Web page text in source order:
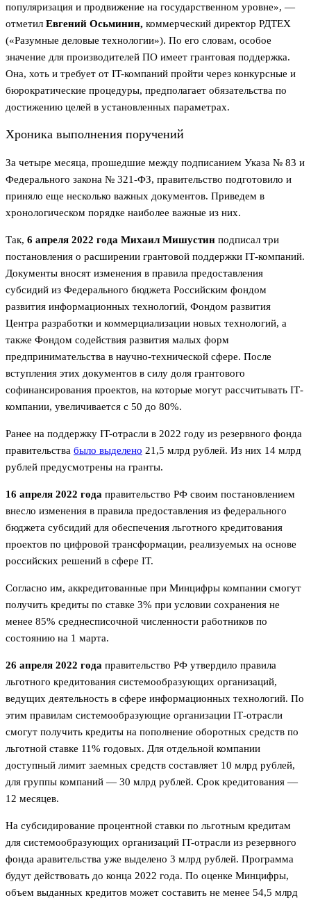
популяризация и продвижение на государственном уровне», —
отметил Евгений Осьминин, коммерческий директор РДТЕХ
(«Разумные деловые технологии»). По его словам, особое
значение для производителей ПО имеет грантовая поддержка.
Она, хоть и требует от IT-компаний пройти через конкурсные и
бюрократические процедуры, предполагает обязательства по
достижению целей в установленных параметрах.
Хроника выполнения поручений
За четыре месяца, прошедшие между подписанием Указа № 83 и
Федерального закона № 321-ФЗ, правительство подготовило и
приняло еще несколько важных документов. Приведем в
хронологическом порядке наиболее важные из них.
Так, 6 апреля 2022 года Михаил Мишустин подписал три
постановления о расширении грантовой поддержки IТ-компаний.
Документы вносят изменения в правила предоставления
субсидий из Федерального бюджета Российским фондом
развития информационных технологий, Фондом развития
Центра разработки и коммерциализации новых технологий, а
также Фондом содействия развития малых форм
предпринимательства в научно-технической сфере. После
вступления этих документов в силу доля грантового
софинансирования проектов, на которые могут рассчитывать IТ-
компании, увеличивается с 50 до 80%.
Ранее на поддержку IT-отрасли в 2022 году из резервного фонда
правительства было выделено 21,5 млрд рублей. Из них 14 млрд
рублей предусмотрены на гранты.
16 апреля 2022 года правительство РФ своим постановлением
внесло изменения в правила предоставления из федерального
бюджета субсидий для обеспечения льготного кредитования
проектов по цифровой трансформации, реализуемых на основе
российских решений в сфере IT.
Согласно им, аккредитованные при Минцифры компании смогут
получить кредиты по ставке 3% при условии сохранения не
менее 85% среднесписочной численности работников по
состоянию на 1 марта.
26 апреля 2022 года правительство РФ утвердило правила
льготного кредитования системообразующих организаций,
ведущих деятельность в сфере информационных технологий. По
этим правилам системообразующие организации IТ-отрасли
смогут получить кредиты на пополнение оборотных средств по
льготной ставке 11% годовых. Для отдельной компании
доступный лимит заемных средств составляет 10 млрд рублей,
для группы компаний — 30 млрд рублей. Срок кредитования —
12 месяцев.
На субсидирование процентной ставки по льготным кредитам
для системообразующих организаций IT-отрасли из резервного
фонда аравительства уже выделено 3 млрд рублей. Программа
будут действовать до конца 2022 года. По оценке Минцифры,
объем выданных кредитов может составить не менее 54,5 млрд